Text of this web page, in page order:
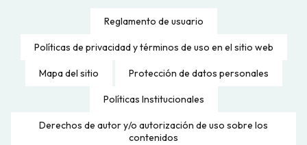
Reglamento de usuario
Políticas de privacidad y términos de uso en el sitio web
Mapa del sitio Protección de datos personales
Políticas Institucionales
Derechos de autor y/o autorización de uso sobre los
contenidos